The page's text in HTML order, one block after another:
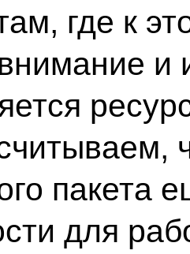
где к
и
пакета
для